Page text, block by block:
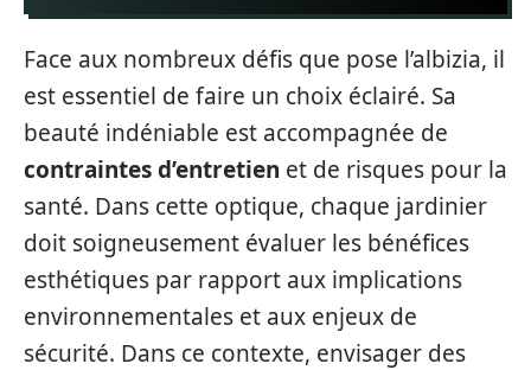
Face aux nombreux défis que pose l’albizia, il
est essentiel de faire un choix éclairé. Sa
beauté indéniable est accompagnée de
contraintes d’entretien et de risques pour la
santé. Dans cette optique, chaque jardinier
doit soigneusement évaluer les bénéfices
esthétiques par rapport aux implications
environnementales et aux enjeux de
sécurité. Dans ce contexte, envisager des